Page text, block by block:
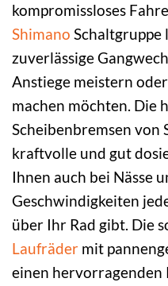
kompromissloses
Shimano Schaltgruppe
zuverlässige
Anstiege meistern
machen möchten. Die
Scheibenbremsen von
kraftvolle und gut
Ihnen auch bei Nässe
Geschwindigkeiten
über Ihr Rad gibt. Die
Laufräder mit
einen hervorragenden